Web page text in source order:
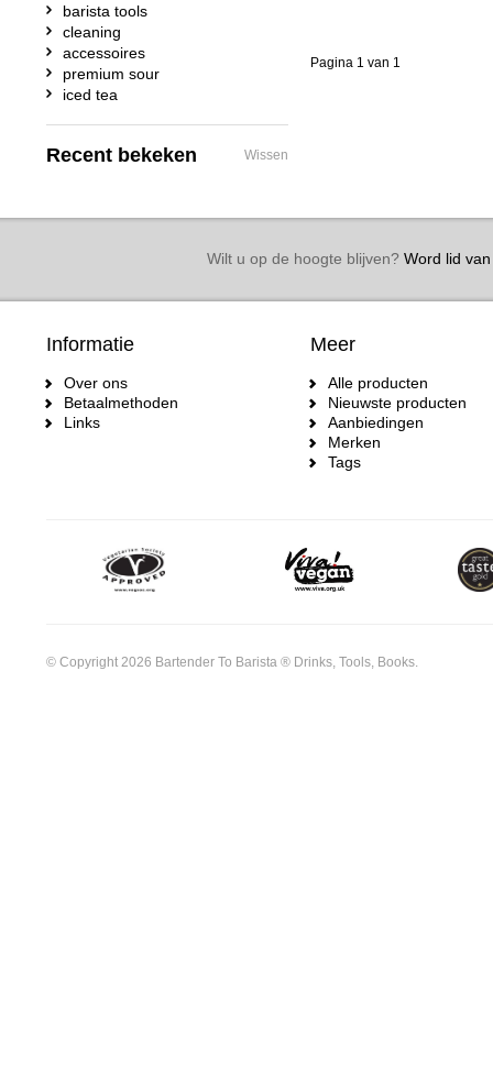
Pagina 1 van 1
barista tools
cleaning
accessoires
premium sour
iced tea
Recent bekeken Wissen
Wilt u op de hoogte blijven?Word lid van
Informatie
Over ons
Betaalmethoden
Links
Meer
Alle producten
Nieuwste producten
Aanbiedingen
Merken
Tags
© Copyright 2026 Bartender To Barista ® Drinks, Tools, Books.